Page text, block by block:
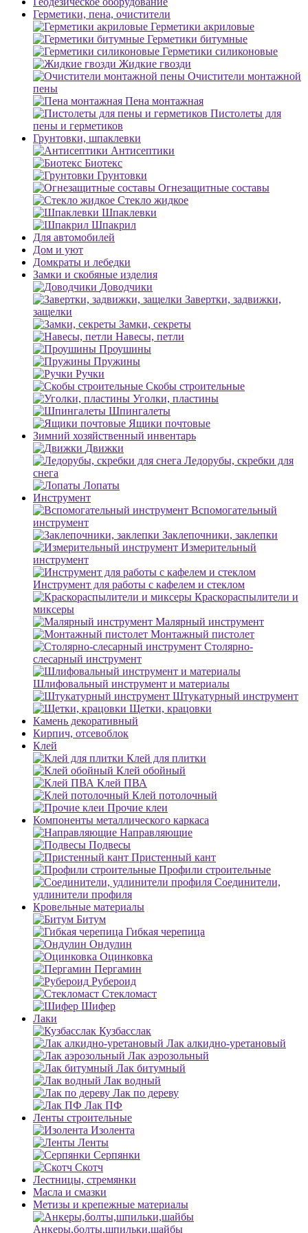
Герметики, пена, очистители
Герметики акриловые
Герметики битумные
Герметики силиконовые
Жидкие гвозди
Очистители монтажной
пены
Пена монтажная
Пистолеты для
пены и герметиков
Грунтовки, шпаклевки
Антисептики
Биотекс
Грунтовки
Огнезащитные составы
Стекло жидкое
Шпаклевки
Шпакрил
Для автомобилей
Дом и уют
Домкраты и лебедки
Замки и скобяные изделия
Доводчики
Завертки, задвижки,
защелки
Замки, секреты
Навесы, петли
Проушины
Пружины
Ручки
Скобы строительные
Уголки, пластины
Шпингалеты
Ящики почтовые
Зимний хозяйственный инвентарь
Движки
Ледорубы, скребки для
снега
Лопаты
Инструмент
Вспомогательный
инструмент
Заклепочники, заклепки
Измерительный
инструмент
Инструмент для работы с кафелем и стеклом
Краскораспылители и
миксеры
Малярный инструмент
Монтажный пистолет
Столярно-
слесарный инструмент
Шлифовальный инструмент и материалы
Штукатурный инструмент
Щетки, крацовки
Камень декоративный
Кирпич, отсевоблок
Клей
Клей для плитки
Клей обойный
Клей ПВА
Клей потолочный
Прочие клеи
Компоненты металлического каркаса
Направляющие
Подвесы
Пристенный кант
Профили строительные
Соединители,
удлинители профиля
Кровельные материалы
Битум
Гибкая черепица
Ондулин
Оцинковка
Пергамин
Рубероид
Стекломаст
Шифер
Лаки
Кузбасслак
Лак алкидно-уретановый
Лак аэрозольный
Лак битумный
Лак водный
Лак по дереву
Лак ПФ
Ленты строительные
Изолента
Ленты
Серпянки
Скотч
Лестницы, стремянки
Масла и смазки
Метизы и крепежные материалы
Анкеры,болты,шпильки,шайбы